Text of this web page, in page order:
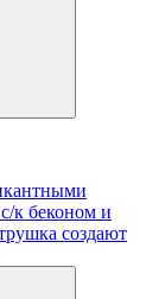
к беконом и
создают